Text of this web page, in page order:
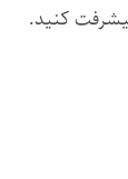
کنید.